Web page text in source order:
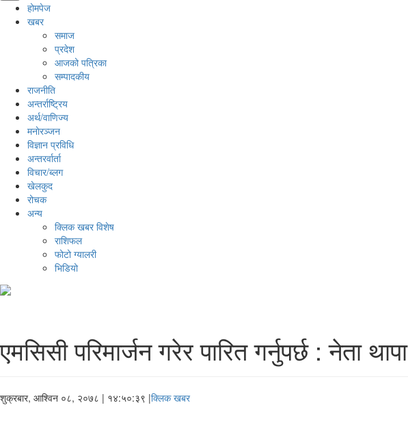
होमपेज
खबर
समाज
प्रदेश
आजको पत्रिका
सम्पादकीय
राजनीति
अन्तर्राष्ट्रिय
अर्थ/वाणिज्य
मनाेरञ्जन
विज्ञान प्रविधि
अन्तरर्वार्ता
विचार/ब्लग
खेलकुद
रोचक
अन्य
क्लिक खबर विशेष
राशिफल
फोटो ग्यालरी
भिडियो
एमसिसी परिमार्जन गरेर पारित गर्नुपर्छ : नेता थापा
शुक्रबार, आश्विन ०८, २०७८ | १४:५०:३९ |क्लिक खबर